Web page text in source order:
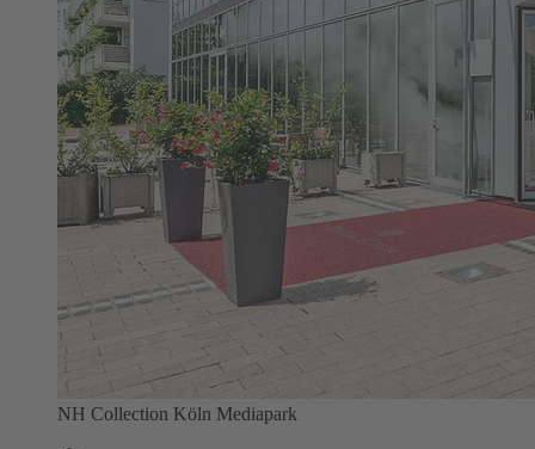
NH Collection Köln Mediapark